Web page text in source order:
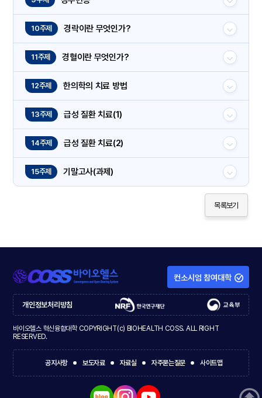
10주제 경락이란 무엇인가?
11주제 경혈이란 무엇인가?
12주제 한의학의 치료 방법
13주제 급성 질환 치료(1)
14주제 급성 질환 치료(2)
15주제 기말고사(과제)
목록보기
개인정보처리방침
바이오헬스 혁신융합대학 COPYRIGHT(c) BIOHEALTH COSS. ALL RIGHT
RESERVED.
공지사항 보도자료 자료실 자주묻는질문 사이트맵
컨소시엄 참여대학